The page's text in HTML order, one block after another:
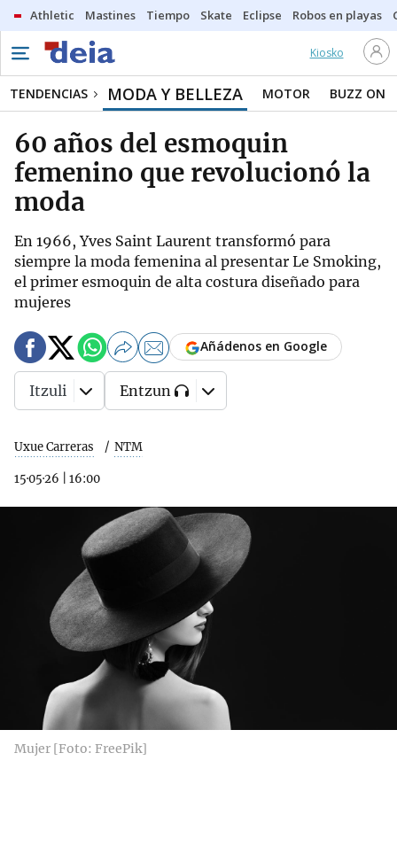
Athletic Mastines Tiempo Skate Eclipse Robos en playas
Kiosko
TENDENCIAS MODA Y BELLEZA MOTOR BUZZ ON
60 años del esmoquin
femenino que revolucionó la
moda
En 1966, Yves Saint Laurent transformó para
siempre la moda femenina al presentar Le Smoking,
el primer esmoquin de alta costura diseñado para
mujeres
Uxue Carreras NTM
15·05·26 16:00
Añádenos en Google
Itzuli Entzun
Mujer [Foto: FreePik]